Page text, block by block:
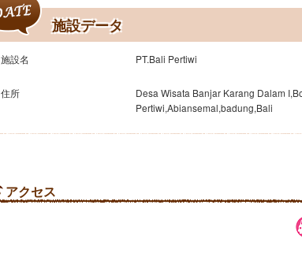
施設データ
施設名 PT.Bali Pertiwi
住所
Desa Wisata Banjar Karang Dalam
Pertiwi,Abiansemal,badung,Bali
アクセス